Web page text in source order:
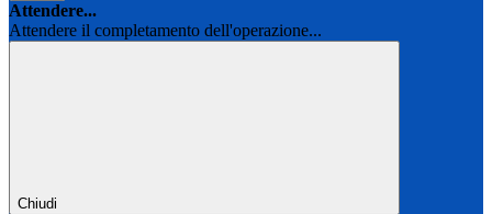
Attendere...
Attendere il completamento dell'operazione...
Chiudi